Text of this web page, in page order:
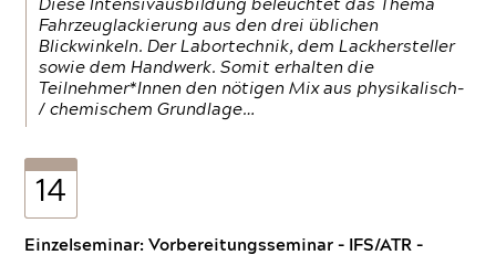
Diese Intensivausbildung beleuchtet das Thema
Fahrzeuglackierung aus den drei üblichen
Blickwinkeln. Der Labortechnik, dem Lackhersteller
sowie dem Handwerk. Somit erhalten die
Teilnehmer*Innen den nötigen Mix aus physikalisch-
/ chemischem Grundlage…
14
Einzelseminar: Vorbereitungsseminar - IFS/ATR -